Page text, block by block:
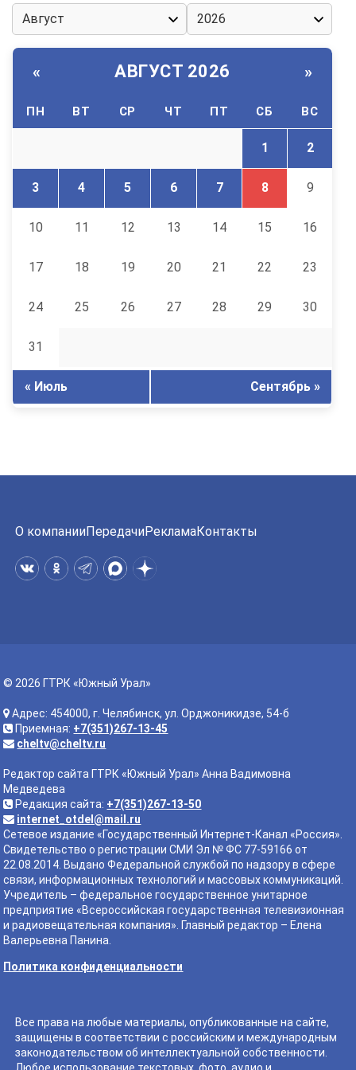
« АВГУСТ 2026 »
ПН ВТ СР ЧТ ПТ СБ ВС
1 2
3 4 5 6 7 8 9
10 11 12 13 14 15 16
17 18 19 20 21 22 23
24 25 26 27 28 29 30
31
« Июль Сентябрь »
О компанииПередачиРекламаКонтакты
© 2026 ГТРК «Южный Урал»
Адрес: 454000, г. Челябинск, ул. Орджоникидзе, 54-б
Приемная: +7(351)267-13-45
cheltv@cheltv.ru
Редактор сайта ГТРК «Южный Урал» Анна Вадимовна
Медведева
Редакция сайта: +7(351)267-13-50
internet_otdel@mail.ru
Сетевое издание «Государственный Интернет-Канал «Россия».
Свидетельство о регистрации СМИ Эл № ФС 77-59166 от
22.08.2014. Выдано Федеральной службой по надзору в сфере
связи, информационных технологий и массовых коммуникаций.
Учредитель – федеральное государственное унитарное
предприятие «Всероссийская государственная телевизионная
и радиовещательная компания». Главный редактор – Елена
Валерьевна Панина.
Политика конфиденциальности
Все права на любые материалы, опубликованные на сайте,
защищены в соответствии с российским и международным
законодательством об интеллектуальной собственности.